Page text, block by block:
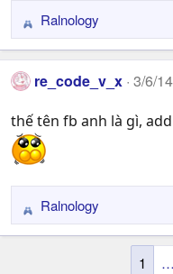
R
e
a
c
i
o
n
Ralnology
re_code_v_x 3/6/14
thế tên fb anh là gì,
R
e
Ralnology
1 …